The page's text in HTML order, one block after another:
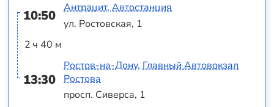
10:50
2 ч 40 м
13:30
Антрацит, Автостанция
ул. Ростовская, 1
Ростов-на-Дону, Главный Автовокзал
Ростова
просп. Сиверса, 1